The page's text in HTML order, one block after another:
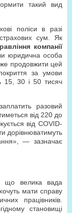
такий вид
поліси в разі
сум. Як
компанії
юридична особа
продовжити цей
за умови
15, 30 і 50 тисяч
разовий
від 220 до
від COVID-
дорівнюватимуть
— зазначає
що велика вада
мати справу
працівників.
становищі